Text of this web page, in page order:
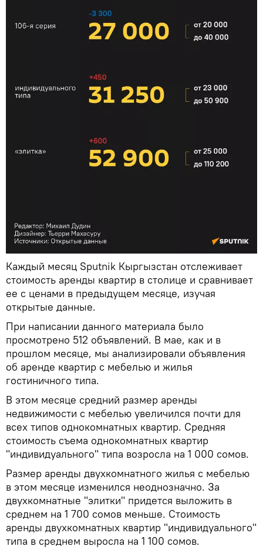
Каждый месяц Sputnik Кыргызстан отслеживает
стоимость аренды квартир в столице и сравнивает
ее с ценами в предыдущем месяце, изучая
открытые данные.
При написании данного материала было
просмотрено 512 объявлений. В мае, как и в
прошлом месяце, мы анализировали объявления
об аренде квартир с мебелью и жилья
гостиничного типа.
В этом месяце средний размер аренды
недвижимости с мебелью увеличился почти для
всех типов однокомнатных квартир. Средняя
стоимость съема однокомнатных квартир
"индивидуального" типа возросла на 1 000 сомов.
Размер аренды двухкомнатного жилья с мебелью
в этом месяце изменился неоднозначно. За
двухкомнатные "элитки" придется выложить в
среднем на 1 700 сомов меньше. Стоимость
аренды двухкомнатных квартир "индивидуального"
типа в среднем выросла на 1 100 сомов.